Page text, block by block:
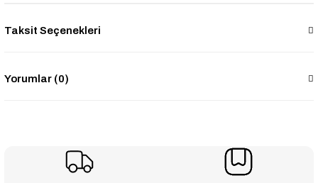
Taksit Seçenekleri
Yorumlar (0)